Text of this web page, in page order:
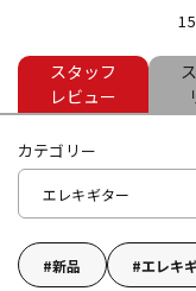
ドラム
管楽器
スタッフ
レビュー
カテゴリー
エレキギター
新品 エレキ